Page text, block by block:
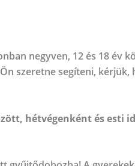
negyven, 12 és 18 év
szeretne segíteni, kérjük,
hétvégenként és esti